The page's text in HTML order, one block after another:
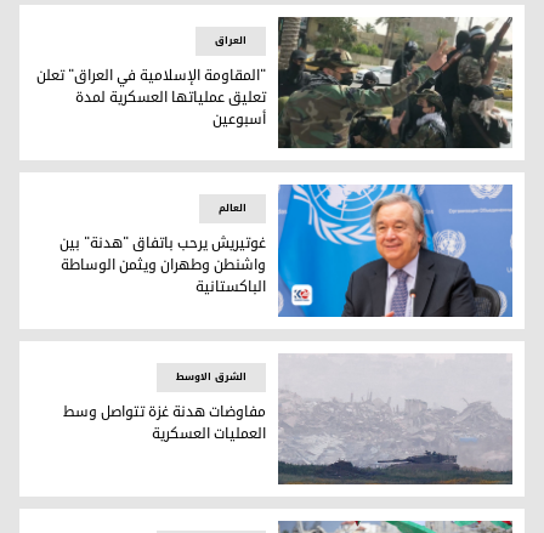
"المقاومة الإسلامية في العراق" تعلن تعليق عملياتها
العراق
"المقاومة الإسلامية في العراق" تعلن
تعليق عملياتها العسكرية لمدة
أسبوعين
غوتيريش يرحب باتفاق "هدنة" بين واشنطن وطهران ويثمن
العالم
غوتيريش يرحب باتفاق "هدنة" بين
واشنطن وطهران ويثمن الوساطة
الباكستانية
مفاوضات هدنة غزة تتواصل وسط العمليات العسكرية
الشرق الاوسط
مفاوضات هدنة غزة تتواصل وسط
العمليات العسكرية